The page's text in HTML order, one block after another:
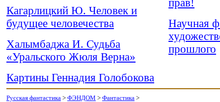
Кагарлицкий Ю. Человек и
будущее человечества
Халымбаджа И. Судьба
«Уральского Жюля Верна»
Картины Геннадия Голобокова
прав!
Научная
прошлого
Русская фантастика > ФЭНДОМ > Фантастика >